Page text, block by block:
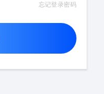
忘记登录密码